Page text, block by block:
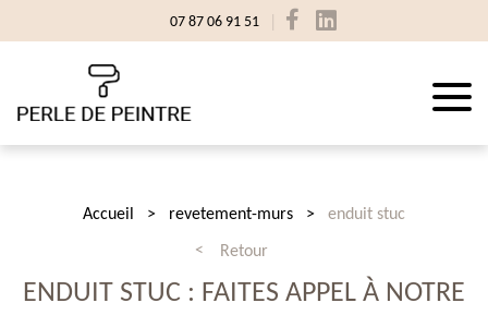
07 87 06 91 51
Accueil revetement-murs enduit stuc
Retour
ENDUIT STUC : FAITES APPEL À NOTRE